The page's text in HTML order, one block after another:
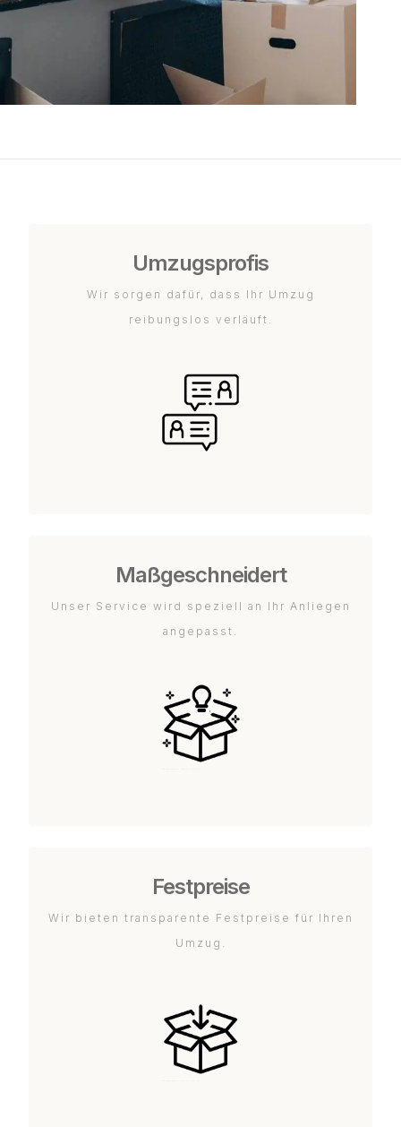
Umzugsprofis
Wir sorgen dafür, dass Ihr Umzug
reibungslos verläuft.
Maßgeschneidert
Unser Service wird speziell an Ihr Anliegen
angepasst.
Festpreise
Wir bieten transparente Festpreise für Ihren
Umzug.